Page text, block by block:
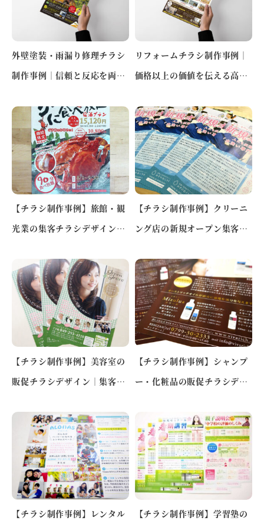
外壁塗装・雨漏り修理チラシ
制作事例｜信頼と反応を両立
小…
リフォームチラシ制作事例｜
価格以上の価値を伝える高見
【チラシ制作事例】旅館・観
光業の集客チラシデザイン｜
ー…
【チラシ制作事例】クリーニ
ング店の新規オープン集客チ
を…
【チラシ制作事例】美容室の
販促チラシデザイン｜集客に
【チラシ制作事例】シャンプ
ー・化粧品の販促チラシデザ
め…
【チラシ制作事例】レンタル
【チラシ制作事例】学習塾の